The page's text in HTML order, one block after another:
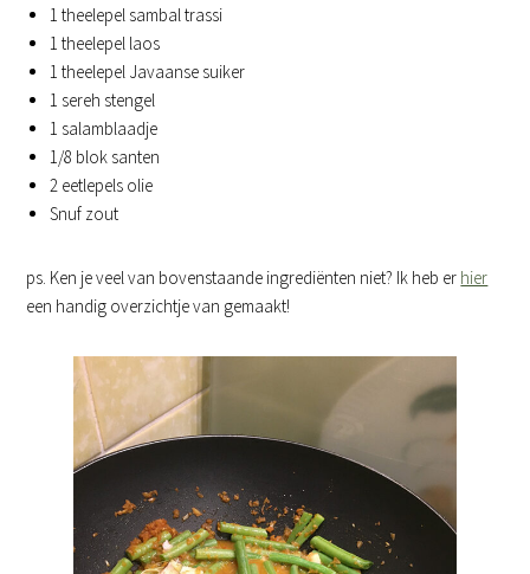
1 theelepel sambal trassi
1 theelepel laos
1 theelepel Javaanse suiker
1 sereh stengel
1 salamblaadje
1/8 blok santen
2 eetlepels olie
Snuf zout
ps. Ken je veel van bovenstaande ingrediënten niet? Ik heb er hier
een handig overzichtje van gemaakt!